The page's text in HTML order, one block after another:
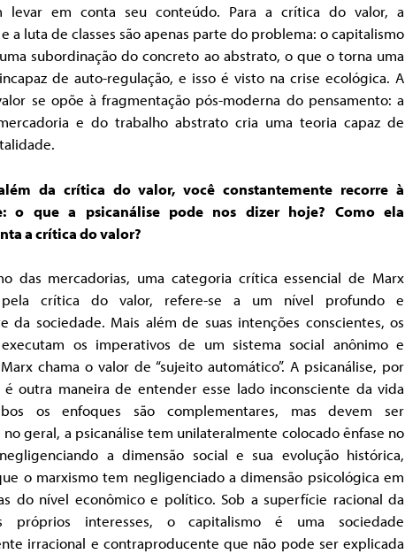
levar em conta seu conteúdo. Para a crítica do valor, a
a luta de classes são apenas parte do problema: o capitalismo
subordinação do concreto ao abstrato, o que o torna uma
de auto-regulação, e isso é visto na crise ecológica. A
se opõe à fragmentação pós-moderna do pensamento: a
e do trabalho abstrato cria uma teoria capaz de
da crítica do valor, você constantemente recorre à
o que a psicanálise pode nos dizer hoje? Como ela
a crítica do valor?
das mercadorias, uma categoria crítica essencial de Marx
pela crítica do valor, refere-se a um nível profundo e
da sociedade. Mais além de suas intenções conscientes, os
os imperativos de um sistema social anônimo e
chama o valor de “sujeito automático”. A psicanálise, por
outra maneira de entender esse lado inconsciente da vida
os enfoques são complementares, mas devem ser
geral, a psicanálise tem unilateralmente colocado ênfase no
a dimensão social e sua evolução histórica,
o marxismo tem negligenciado a dimensão psicológica em
do nível econômico e político. Sob a superfície racional da
próprios interesses, o capitalismo é uma sociedade
irracional e contraproducente que não pode ser explicada